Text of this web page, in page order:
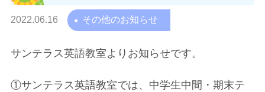
2022.06.16 その他のお知らせ
サンテラス英語教室よりお知らせです。
①サンテラス英語教室では、中学生中間・期末テ